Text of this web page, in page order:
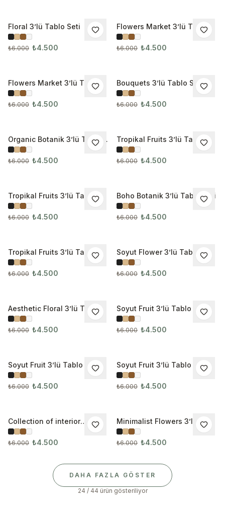
İNDIRIM
Floral 3’lü Tablo Seti
₺6.000 ₺4.500
İNDIRIM
Flowers Market 3’lü Tablo
Seti 3201
₺6.000 ₺4.500
İNDIRIM
Flowers Market 3’lü Tablo
Seti 3202
₺6.000 ₺4.500
İNDIRIM
Bouquets 3’lü Tablo Seti
₺6.000 ₺4.500
İNDIRIM
Organic Botanik 3’lü Tablo
Seti
₺6.000 ₺4.500
İNDIRIM
Tropikal Fruits 3’lü Tablo
Seti 3215
₺6.000 ₺4.500
İNDIRIM
Tropikal Fruits 3’lü Tablo
Seti 3216
₺6.000 ₺4.500
İNDIRIM
Boho Botanik 3’lü Tablo Seti
₺6.000 ₺4.500
İNDIRIM
Tropikal Fruits 3’lü Tablo
Seti
₺6.000 ₺4.500
İNDIRIM
Soyut Flower 3’lü Tablo Seti
₺6.000 ₺4.500
İNDIRIM
Aesthetic Floral 3’lü Tablo
Seti
₺6.000 ₺4.500
İNDIRIM
Soyut Fruit 3’lü Tablo Seti
3260
₺6.000 ₺4.500
İNDIRIM
Soyut Fruit 3’lü Tablo Seti
3261
₺6.000 ₺4.500
İNDIRIM
Soyut Fruit 3’lü Tablo Seti
3262
₺6.000 ₺4.500
İNDIRIM
Collection of interior
Modern 3’lü Tablo Seti
₺6.000 ₺4.500
İNDIRIM
Minimalist Flowers 3’lü
Tablo Seti 3265
₺6.000 ₺4.500
DAHA FAZLA GÖSTER
24 / 44 ürün gösteriliyor